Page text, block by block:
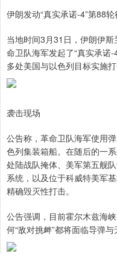
伊朗发动“真实承诺-4”第88
当地时间3月31日，伊朗伊
命卫队海军发起了“真实承诺
多处美国与以色列目标实施打
袭击现场
公告称，革命卫队海军使用
色列集装箱船。在随后的一
处陆战队掩体、美军第五舰
系统，以及位于科威特美军
精确毁灭性打击。
公告强调，目前霍尔木兹海
何“敌对挑衅”都将面临导弹与